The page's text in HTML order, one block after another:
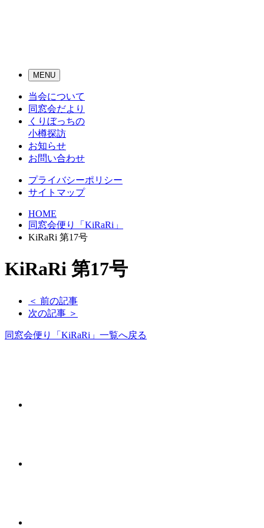
メ
ュ
ー
ナ
ビ
ゲ
ー
シ
ン
ボ
ン
MENU
当会について
同窓会だより
くりぼっちの
小樽探訪
お知らせ
お問い合わせ
プライバシーポリシー
サイトマップ
HOME
同窓会便り「KiRaRi」
KiRaRi 第17号
KiRaRi 第17号
＜ 前の記事
次の記事 ＞
同窓会便り「KiRaRi」一覧へ戻る